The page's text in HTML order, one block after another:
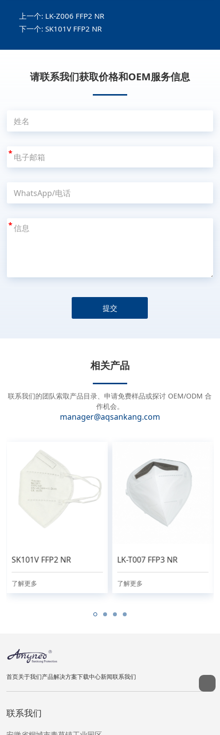
上一个: LK-Z006 FFP2 NR
下一个:SK101V FFP2 NR
请联系我们获取价格和OEM服务信息
*
*
提交
a
相关产品
联系我们的团队索取产品目录、申请免费样品或探讨 OEM/ODM 合
作机会。
manager@aqsankang.com
SK101V FFP2 NR
了解更多
LK-T007 FFP3 NR
了解更多
首页关于我们产品解决方案下载中心新闻联系我们
联系我们